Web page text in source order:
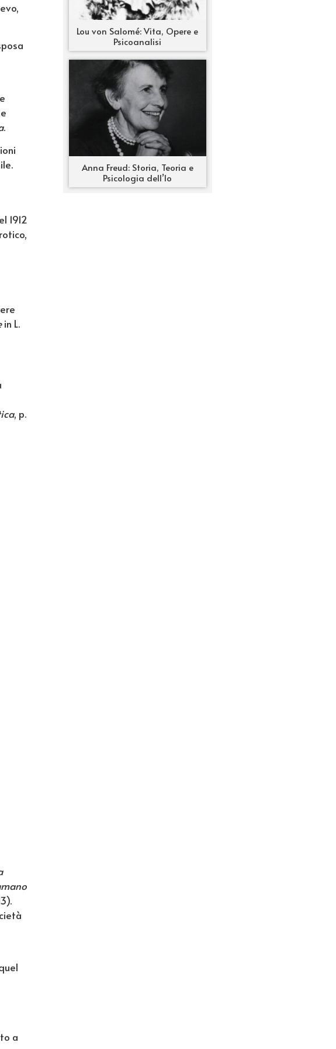
.
1912
in L.
, p.
a
Lou von Salomé: Vita, Opere e
Psicoanalisi
Anna Freud: Storia, Teoria e
Psicologia dell’Io